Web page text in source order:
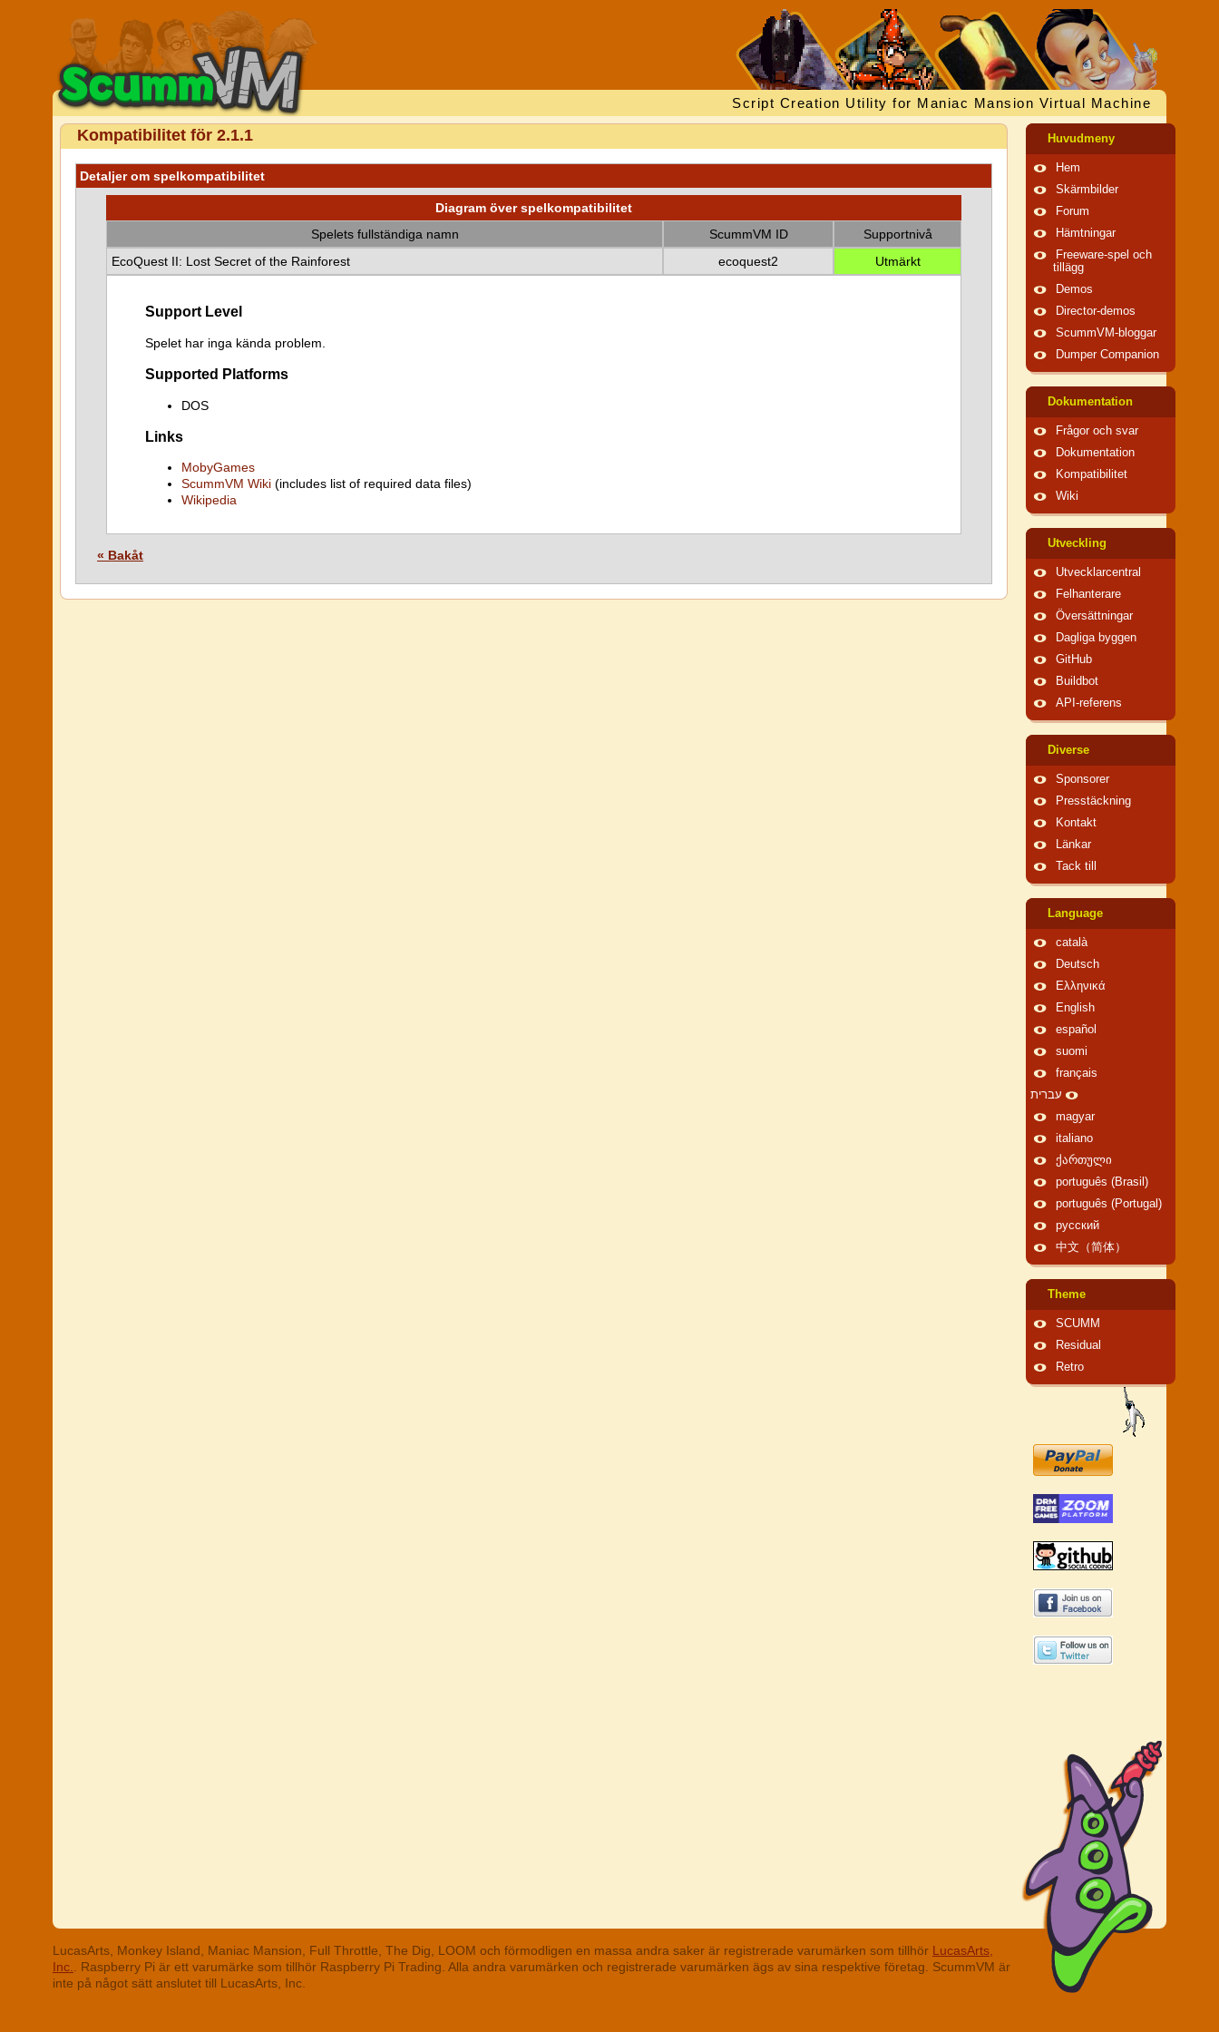
Script Creation Utility for Maniac Mansion Virtual Machine
Kompatibilitet för 2.1.1
Detaljer om spelkompatibilitet
Diagram över spelkompatibilitet
Spelets fullständiga namn
ScummVM ID
Supportnivå
EcoQuest II: Lost Secret of the Rainforest
ecoquest2 Utmärkt
Support Level
Spelet har inga kända problem.
Supported Platforms
DOS
Links
MobyGames
ScummVM Wiki (includes list of required data files)
Wikipedia
« Bakåt
Huvudmeny
Hem
Skärmbilder
Forum
Hämtningar
Freeware-spel och
tillägg
Demos
Director-demos
ScummVM-bloggar
Dumper Companion
Dokumentation
Frågor och svar
Dokumentation
Kompatibilitet
Wiki
Utveckling
Utvecklarcentral
Felhanterare
Översättningar
Dagliga byggen
GitHub
Buildbot
API-referens
Diverse
Sponsorer
Presstäckning
Kontakt
Länkar
Tack till
Language
català
Deutsch
Ελληνικά
English
español
suomi
français
עברית
magyar
italiano
ქართული
português (Brasil)
português (Portugal)
русский
中文（简体）
Theme
SCUMM
Residual
Retro
LucasArts, Monkey Island, Maniac Mansion, Full Throttle, The Dig, LOOM och förmodligen en massa andra saker är registrerade varumärken som tillhör LucasArts,
Inc.
. Raspberry Pi är ett varumärke som tillhör Raspberry Pi Trading. Alla andra varumärken och registrerade varumärken ägs av sina respektive företag. ScummVM är
inte på något sätt anslutet till LucasArts, Inc.